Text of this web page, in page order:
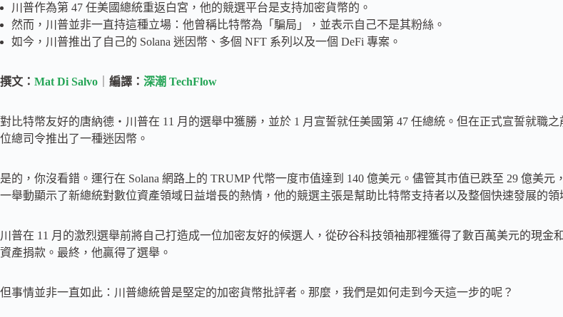
川普作為第 47 任美國總統重返白宮，他的競選平台是支持加密貨幣的。
然而，川普並非一直持這種立場：他曾稱比特幣為「騙局」，並表示自己不是其粉絲。
如今，川普推出了自己的 Solana 迷因幣、多個 NFT 系列以及一個 DeFi 專案。
撰文： Mat Di Salvo 編譯： 深潮 TechFlow
對比特幣友好的唐納德・川普在 11 月的選舉中獲勝，並於 1 月宣誓就任美國第 47 任總統。但在正式宣誓就職之
位總司令推出了一種迷因幣。
是的，你沒看錯。運行在 Solana 網路上的 TRUMP 代幣一度市值達到 140 億美元。儘管其市值已跌至 29 億美元
一舉動顯示了新總統對數位資產領域日益增長的熱情，他的競選主張是幫助比特幣支持者以及整個快速發展的領
川普在 11 月的激烈選舉前將自己打造成一位加密友好的候選人，從矽谷科技領袖那裡獲得了數百萬美元的現金
資產捐款。最終，他贏得了選舉。
但事情並非一直如此：川普總統曾是堅定的加密貨幣批評者。那麼，我們是如何走到今天這一步的呢？